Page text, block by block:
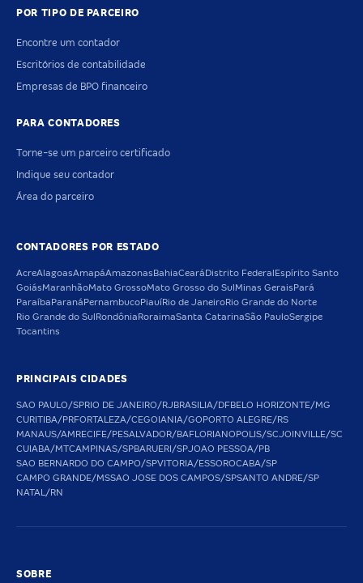
POR TIPO DE PARCEIRO
Encontre um contador
Escritórios de contabilidade
Empresas de BPO financeiro
PARA CONTADORES
Torne-se um parceiro certificado
Indique seu contador
Área do parceiro
CONTADORES POR ESTADO
AcreAlagoasAmapáAmazonas BahiaCeará Distrito Federal Espírito Santo
GoiásMaranhãoMato GrossoMato Grosso do Sul Minas Gerais Pará
Paraíba Paraná PernambucoPiauíRio de JaneiroRio Grande do Norte
Rio Grande do Sul Rondônia RoraimaSanta CatarinaSão PauloSergipe
Tocantins
PRINCIPAIS CIDADES
SAO PAULO/SPRIO DE JANEIRO/RJBRASILIA/DFBELO HORIZONTE/MG
CURITIBA/PRFORTALEZA/CEGOIANIA/GOPORTO ALEGRE/RS
MANAUS/AMRECIFE/PESALVADOR/BAFLORIANOPOLIS/SCJOINVILLE/SC
CUIABA/MTCAMPINAS/SPBARUERI/SPJOAO PESSOA/PB
SAO BERNARDO DO CAMPO/SPVITORIA/ESSOROCABA/SP
CAMPO GRANDE/MSSAO JOSE DOS CAMPOS/SPSANTO ANDRE/SP
NATAL/RN
SOBRE